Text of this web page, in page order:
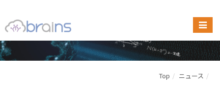
Top ニュース